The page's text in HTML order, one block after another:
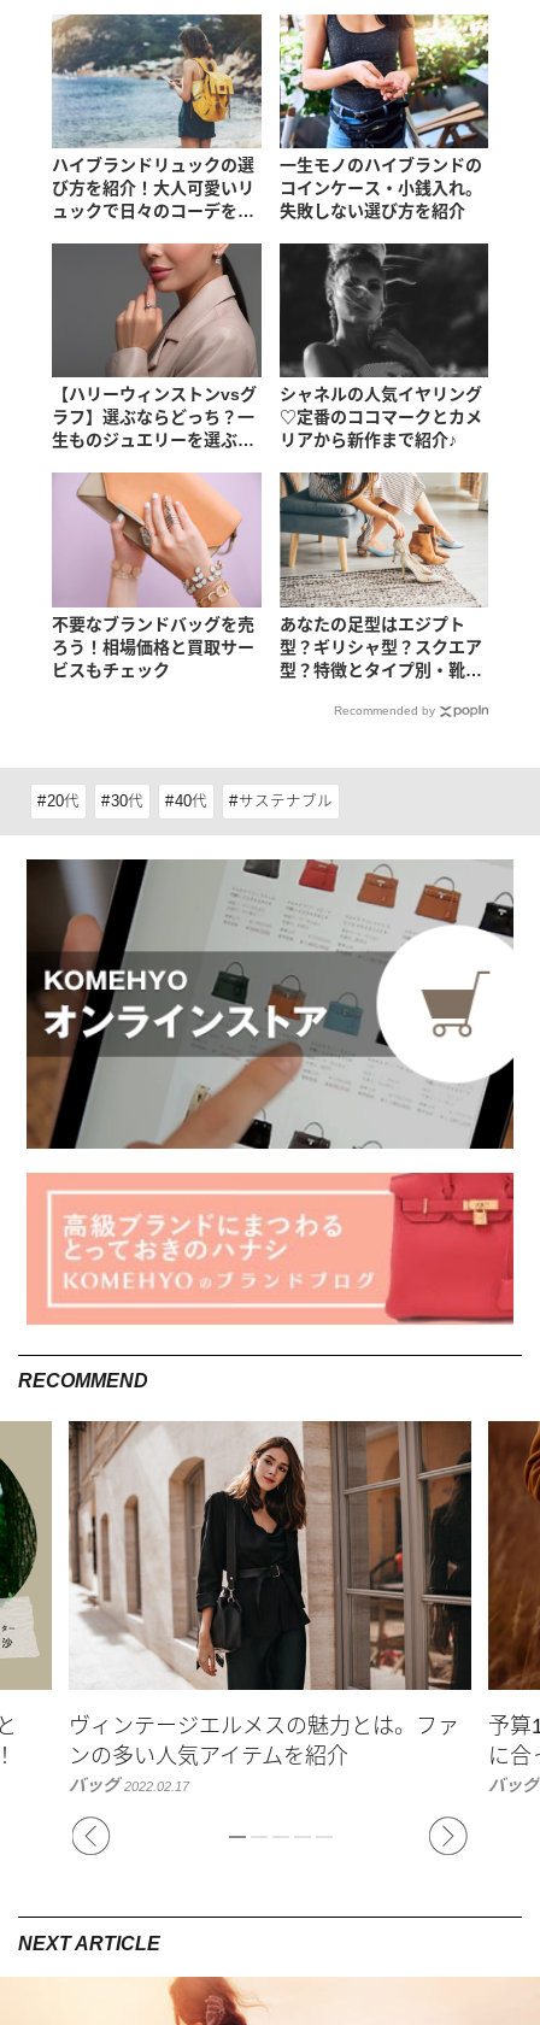
ハイブランドリュックの選
び方を紹介！大人可愛いリ
ュックで日々のコーデを楽
一生モノのハイブランドの
コインケース・小銭入れ。
失敗しない選び方を紹介
【ハリーウィンストンvsグ
ラフ】選ぶならどっち？一
生ものジュエリーを選ぶな
シャネルの人気イヤリング
♡定番のココマークとカメ
リアから新作まで紹介♪
不要なブランドバッグを売
ろう！相場価格と買取サー
ビスもチェック
あなたの足型はエジプト
型？ギリシャ型？スクエア
型？特徴とタイプ別・靴の
Recommended by
20代 30代 40代 サステナブル
RECOMMEND
ヴィンテージエルメスの魅力とは。ファ
ンの多い人気アイテムを紹介
バッグ 2022.02.17
予算
に合
バッグ